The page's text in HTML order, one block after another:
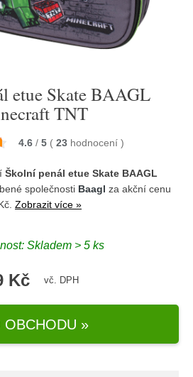
etue Skate BAAGL
TNT
4.6 / 5 ( 23 hodnocení )
Školní penál etue Skate BAAGL
společnosti Baagl za akční cenu
Zobrazit více »
Skladem > 5 ks
Kč vč. DPH
OBCHODU »